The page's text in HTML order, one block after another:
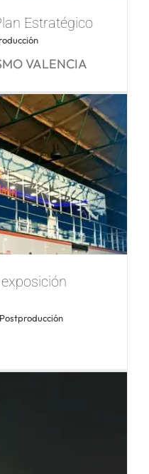
Estratégico
Estratégico
VALENCIA
Postproducción